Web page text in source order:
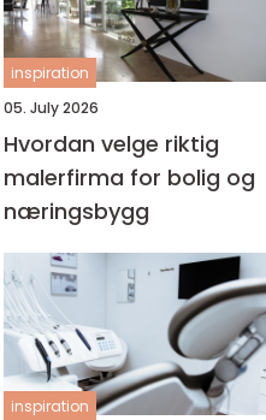
inspiration
05. July 2026
Hvordan velge riktig
malerfirma for bolig og
næringsbygg
inspiration